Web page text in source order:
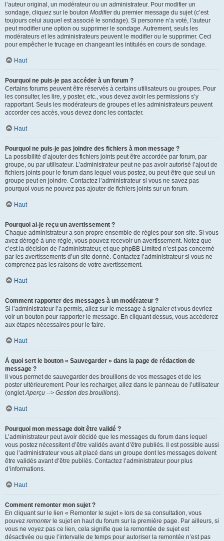
l’auteur original, un modérateur ou un administrateur. Pour modifier un
sondage, cliquez sur le bouton Modifierdu premier message du sujet (c’est
toujours celui auquel est associé le sondage). Si personne n’a voté, l’auteur
peut modifier une option ou supprimer le sondage. Autrement, seuls les
modérateurs et les administrateurs peuvent le modifier ou le supprimer. Ceci
pour empêcher le trucage en changeant les intitulés en cours de sondage.
Haut
Pourquoi ne puis-je pas accéder à un forum ?
Certains forums peuvent être réservés à certains utilisateurs ou groupes. Pour
les consulter, les lire, y poster, etc., vous devez avoir les permissions s’y
rapportant. Seuls les modérateurs de groupes et les administrateurs peuvent
accorder ces accès, vous devez donc les contacter.
Haut
Pourquoi ne puis-je pas joindre des fichiers à mon message ?
La possibilité d’ajouter des fichiers joints peut être accordée par forum, par
groupe, ou par utilisateur. L’administrateur peut ne pas avoir autorisé l’ajout de
fichiers joints pour le forum dans lequel vous postez, ou peut-être que seul un
groupe peut en joindre. Contactez l’administrateur si vous ne savez pas
pourquoi vous ne pouvez pas ajouter de fichiers joints sur un forum.
Haut
Pourquoi ai-je reçu un avertissement ?
Chaque administrateur a son propre ensemble de règles pour son site. Si vous
avez dérogé à une règle, vous pouvez recevoir un avertissement. Notez que
c’est la décision de l’administrateur, et que phpBB Limited n’est pas concerné
par les avertissements d’un site donné. Contactez l’administrateur si vous ne
comprenez pas les raisons de votre avertissement.
Haut
Comment rapporter des messages à un modérateur ?
Si l’administrateur l’a permis, allez sur le message à signaler et vous devriez
voir un bouton pour rapporter le message. En cliquant dessus, vous accéderez
aux étapes nécessaires pour le faire.
Haut
À quoi sert le bouton « Sauvegarder » dans la page de rédaction de
message ?
Il vous permet de sauvegarder des brouillons de vos messages et de les
poster ultérieurement. Pour les recharger, allez dans le panneau de l’utilisateur
(ongletAperçu --> Gestion des brouillons).
Haut
Pourquoi mon message doit être validé ?
L’administrateur peut avoir décidé que les messages du forum dans lequel
vous postez nécessitent d’être validés avant d’être publiés. Il est possible aussi
que l’administrateur vous ait placé dans un groupe dont les messages doivent
être validés avant d’être publiés. Contactez l’administrateur pour plus
d’informations.
Haut
Comment remonter mon sujet ?
En cliquant sur le lien « Remonter le sujet » lors de sa consultation, vous
pouvez remonterle sujet en haut du forum sur la première page. Par ailleurs, si
vous ne voyez pas ce lien, cela signifie que la remontée de sujet est
désactivée ou que l’intervalle de temps pour autoriser la remontée n’est pas